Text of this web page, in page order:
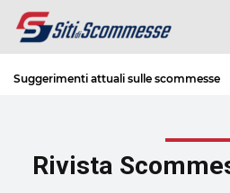
Suggerimenti attuali sulle scommesse
Rivista